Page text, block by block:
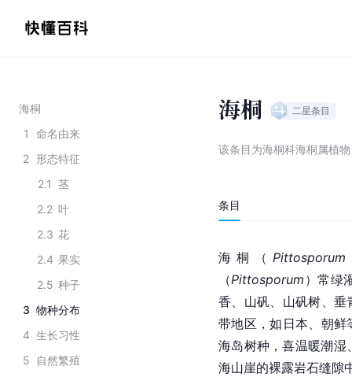
海桐
1
命名由来
2 形态特征
2.1 茎
2.2 叶
2.3 花
2.4 果实
2.5 种子
3 物种分布
4 生长习性
5
自然繁殖
海桐 二星条目
该条目为海桐科海桐属植物
条目
海桐（
（Pittosporum ）常绿
香、山矾、山矾树、
带地区，如日本、朝
海岛树种，喜温暖潮湿
海山崖的裸露岩石缝隙